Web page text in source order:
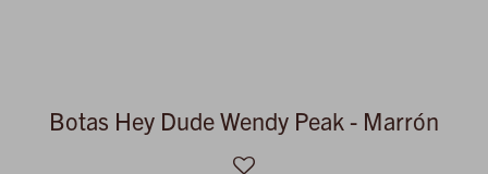
Botas Hey Dude Wendy Peak - Marrón